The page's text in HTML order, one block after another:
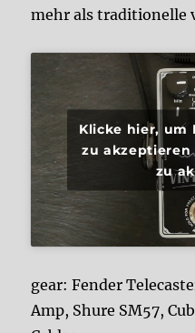
mehr als traditionelle
Klicke hier, um
zu
zu
gear: Fender
Amp, Shure SM57,